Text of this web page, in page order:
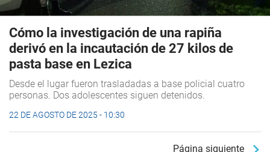
Cómo la investigación de una rapiña
derivó en la incautación de 27 kilos de
pasta base en Lezica
Desde el lugar fueron trasladadas a base policial cuatro
personas. Dos adolescentes siguen detenidos.
22 DE AGOSTO DE 2025 - 10:30
Página siguiente